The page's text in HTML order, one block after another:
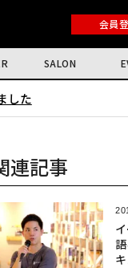
会員
SALON
した
連記事
キ